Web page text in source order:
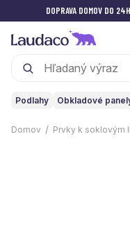
DOPRAVA DOMOV DO 24H
Podlahy Obkladové
Domov Prvky k soklovým